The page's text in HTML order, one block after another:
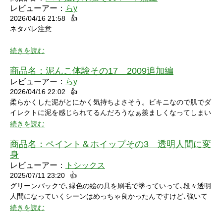
レビューアー： らy
2026/04/16 21:58
👍
ネタバレ注意
シャワーシーンで「お腹にぶつけられたら声出ちゃうだろうな」
と思っていたところにパイをちょうどぶつけられ「予想が当たっ
たw」と笑ってしまいました。リアクションもクールな見た目に
い悔しさを滲ませながら罰ゲームを受けている姿にドキドキして
しまいました。
続きを読む
商品名： 泥んこ体験その17 2009追加編
レビューアー： らy
2026/04/16 22:02
👍
柔らかくした泥がとにかく気持ちよさそう。ビキニなので肌でダ
イレクトに泥を感じられてるんだろうなぁ羨ましくなってしまい
ました。
続きを読む
商品名： ペイント＆ホイップその3 透明人間に変
身
レビューアー： トシックス
2025/07/11 23:20
👍
グリーンバックで､緑色の絵の具を刷毛で塗っていって､段々透明
人間になっていくシーンはめっちゃ良かったんですけど､強いて
言うなら､上半身だけで無くて､全身も透明になる所も見てみたい
続きを読む